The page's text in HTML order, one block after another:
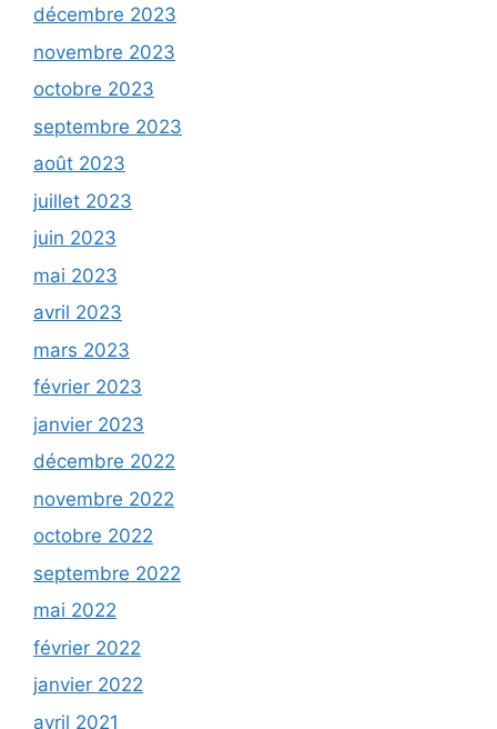
décembre 2023
novembre 2023
octobre 2023
septembre 2023
août 2023
juillet 2023
juin 2023
mai 2023
avril 2023
mars 2023
février 2023
janvier 2023
décembre 2022
novembre 2022
octobre 2022
septembre 2022
mai 2022
février 2022
janvier 2022
avril 2021